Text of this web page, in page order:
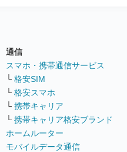
通信
スマホ・携帯通信サービス
└ 格安SIM
└ 格安スマホ
└ 携帯キャリア
└ 携帯キャリア格安ブランド
ホームルーター
モバイルデータ通信